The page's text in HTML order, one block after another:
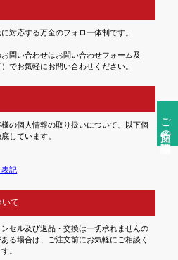
ご注文前の確認事項
対応する万全のフォロー体制です。
問い合わせはお問い合わせフォーム及
でお気軽にお問い合わせください。
の個人情報の取り扱いについて、以下個
しています。
表記
て
セル及び返品・交換は一切承れませんの
る場合は、ご注文前にお気軽にご相談く
。